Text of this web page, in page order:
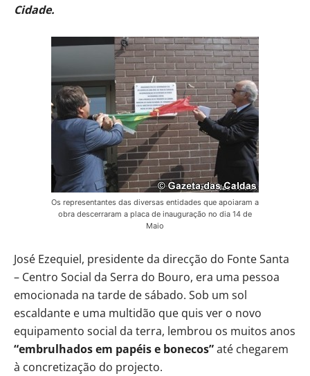
Cidade.
Os representantes das diversas entidades que apoiaram a
obra descerraram a placa de inauguração no dia 14 de
Maio
José Ezequiel, presidente da direcção do Fonte Santa
– Centro Social da Serra do Bouro, era uma pessoa
emocionada na tarde de sábado. Sob um sol
escaldante e uma multidão que quis ver o novo
equipamento social da terra, lembrou os muitos anos
“embrulhados em papéis e bonecos”até chegarem
à concretização do projecto.